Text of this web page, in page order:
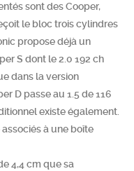
sont des Cooper,
le bloc trois cylindres
propose déjà un
S dont le 2.0 192 ch
dans la version
D passe au 1.5 de 116
existe également.
à une boîte
4,4 cm que sa